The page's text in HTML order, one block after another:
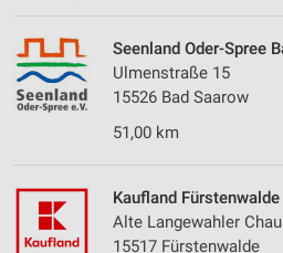
Seenland Oder-Spree
Ulmenstraße 15
15526 Bad Saarow
51,00 km
Kaufland Fürstenwalde
Alte Langewahler
15517 Fürstenwalde